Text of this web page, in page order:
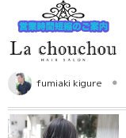
fumiaki kigure